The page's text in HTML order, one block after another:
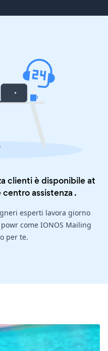
clienti è disponibile at
centro assistenza .
esperti lavora giorno
come IONOS Mailing
per te.